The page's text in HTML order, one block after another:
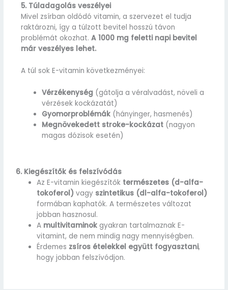
5. Túladagolás veszélyei
Mivel zsírban oldódó vitamin, a szervezet el tudja
raktározni, így a túlzott bevitel hosszú távon
problémát okozhat.A 1000 mg feletti napi bevitel
már veszélyes lehet.
A túl sok E-vitamin következményei:
Vérzékenység (gátolja a véralvadást, növeli a
vérzések kockázatát)
Gyomorproblémák (hányinger, hasmenés)
Megnövekedett stroke-kockázat (nagyon
magas dózisok esetén)
6. Kiegészítők és felszívódás
Az E-vitamin kiegészítők természetes (d-alfa-
tokoferol) vagy szintetikus (dl-alfa-tokoferol)
formában kaphatók. A természetes változat
jobban hasznosul.
A multivitaminok gyakran tartalmaznak E-
vitamint, de nem mindig nagy mennyiségben.
Érdemes zsíros ételekkel együtt fogyasztani,
hogy jobban felszívódjon.